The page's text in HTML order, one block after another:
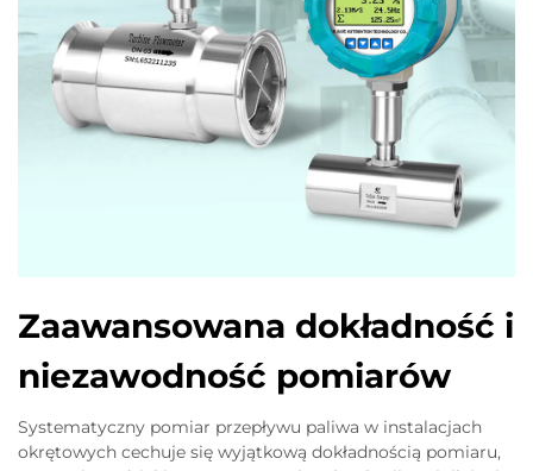
Zaawansowana dokładność i
niezawodność pomiarów
Systematyczny pomiar przepływu paliwa w instalacjach
okrętowych cechuje się wyjątkową dokładnością pomiaru,